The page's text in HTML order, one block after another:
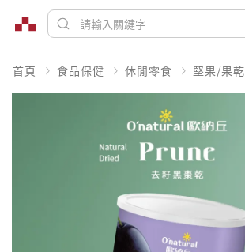
首頁 食品保健 休閒零食 堅果/果乾